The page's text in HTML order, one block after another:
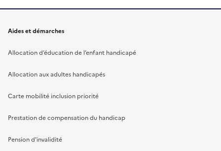
Aides et démarches
Allocation d’éducation de l’enfant handicapé
Allocation aux adultes handicapés
Carte mobilité inclusion priorité
Prestation de compensation du handicap
Pension d'invalidité